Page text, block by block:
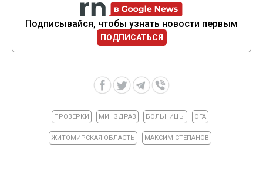
Подписывайся, чтобы узнать новости первым
ПОДПИСАТЬСЯ
ПРОВЕРКИ МИНЗДРАВ БОЛЬНИЦЫ ОГА
ЖИТОМИРСКАЯ ОБЛАСТЬ МАКСИМ СТЕПАНОВ